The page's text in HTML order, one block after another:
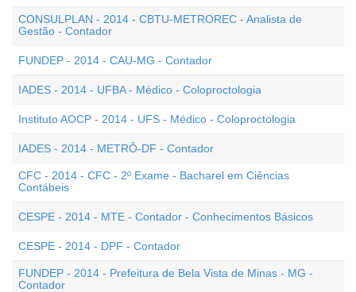
CONSULPLAN - 2014 - CBTU-METROREC - Analista de
Gestão - Contador
FUNDEP - 2014 - CAU-MG - Contador
IADES - 2014 - UFBA - Médico - Coloproctologia
Instituto AOCP - 2014 - UFS - Médico - Coloproctologia
IADES - 2014 - METRÔ-DF - Contador
CFC - 2014 - CFC - 2º Exame - Bacharel em Ciências
Contábeis
CESPE - 2014 - MTE - Contador - Conhecimentos Básicos
CESPE - 2014 - DPF - Contador
FUNDEP - 2014 - Prefeitura de Bela Vista de Minas - MG -
Contador